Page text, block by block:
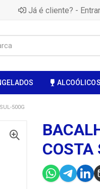
Já é cliente? - Entrar
ALCOÓLICOS
500G
COSTA